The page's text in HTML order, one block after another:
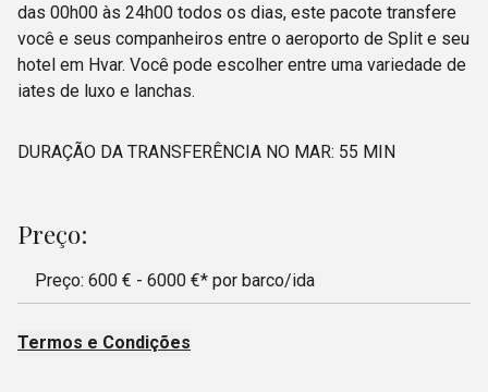
das 00h00 às 24h00 todos os dias, este pacote transfere
você e seus companheiros entre o aeroporto de Split e seu
hotel em Hvar. Você pode escolher entre uma variedade de
iates de luxo e lanchas.
DURAÇÃO DA TRANSFERÊNCIA NO MAR: 55 MIN
Preço:
Preço: 600 € - 6000 €* por barco/ida
Termos e Condições